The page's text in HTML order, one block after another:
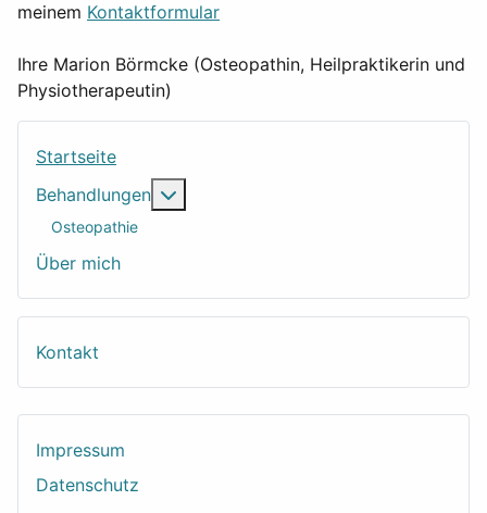
meinem Kontaktformular
Ihre Marion Börmcke (Osteopathin, Heilpraktikerin und
Physiotherapeutin)
Startseite
Behandlungen
Osteopathie
Über mich
Kontakt
Impressum
Datenschutz